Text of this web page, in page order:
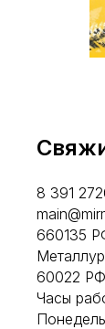
8 391
660135
60022
Часы